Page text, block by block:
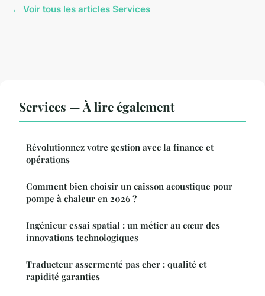
← Voir tous les articles Services
Services — À lire également
Révolutionnez votre gestion avec la finance et
opérations
Comment bien choisir un caisson acoustique pour
pompe à chaleur en 2026 ?
Ingénieur essai spatial : un métier au cœur des
innovations technologiques
Traducteur assermenté pas cher : qualité et
rapidité garanties